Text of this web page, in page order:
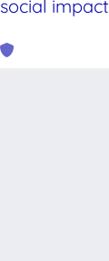
social impact